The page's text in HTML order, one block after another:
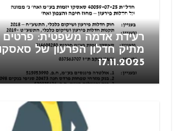
חוזים
רעידת אדמה משפטית:
מתיק חדלון הפרעון של
17.11.2025